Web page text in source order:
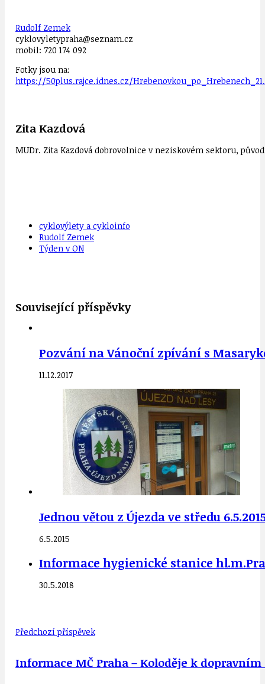
Rudolf Zemek
cyklovyletypraha@seznam.cz
mobil: 720 174 092
Fotky jsou na:
https://50plus.rajce.idnes.cz/
Zita Kazdová
MUDr. Zita Kazdová dobrovolnice v neziskovém sektoru,
cyklovýlety a cykloinfo
Rudolf Zemek
Týden v ON
Související příspěvky
Pozvání na Vánoční zpívání s
11.12.2017
Jednou větou z Újezda ve středu
6.5.2015
Informace hygienické stanice
30.5.2018
Předchozí příspěvek
Informace MČ Praha – Koloděje k dopravním